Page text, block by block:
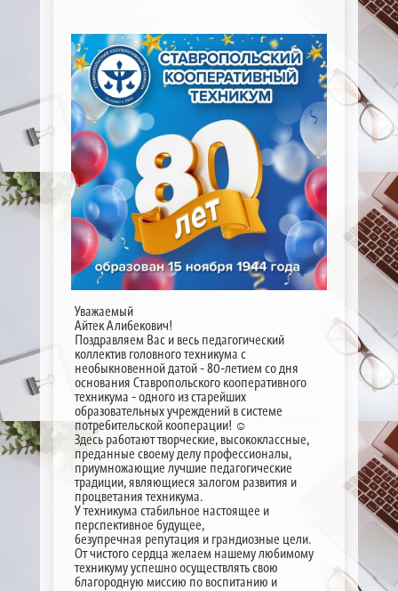
Уважаемый
Айтек Алибекович!
Поздравляем Вас и весь педагогический
коллектив головного техникума с
необыкновенной датой - 80-летием со дня
основания Ставропольского кооперативного
техникума - одного из старейших
образовательных учреждений в системе
потребительской кооперации! ☺️
Здесь работают творческие, высококлассные,
преданные своему делу профессионалы,
приумножающие лучшие педагогические
традиции, являющиеся залогом развития и
процветания техникума.
У техникума стабильное настоящее и
перспективное будущее,
безупречная репутация и грандиозные цели.
От чистого сердца желаем нашему любимому
техникуму успешно осуществлять свою
благородную миссию по воспитанию и